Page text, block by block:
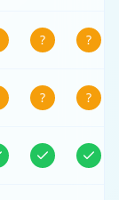
? ?
? ?